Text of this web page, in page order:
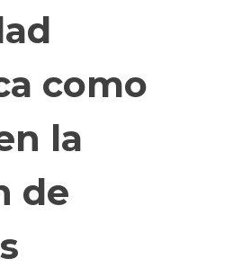
como
la
de